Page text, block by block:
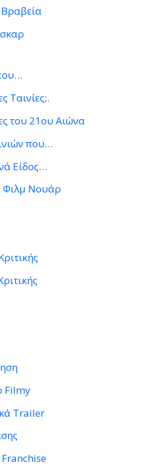
Ταινίες;.
του 21ου Αιώνα
που…
Είδος…
Φιλμ Νουάρ
Filmy
Trailer